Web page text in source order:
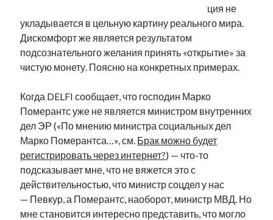
ансиппиада безработица видео
в поисках здравого смысла выборы высказывание
евросоюз интервью история кабинетные истории
катри райк кая каллас нарва
нацменьшинства образование обучение эстонскому
памятники парад клоунов парламент партия поводырь
подкаст потеряны данные пресса программа
рийгикогу россия русский роман
русскоязычное образование
т.х. ильвес
фотоотчет экономика экономика эстонии
эстония эстонский язык
ция не
укладывается в цельную картину реального мира.
Дискомфорт же является результатом
подсознательного желания принять «открытие» за
чистую монету. Поясню на конкретных примерах.
Когда DELFI сообщает, что господин Марко
Померантс уже не является министром внутренних
дел ЭР («По мнению министра социальных дел
Марко Померантса…», см. Брак можно будет
регистрировать через интернет?) — что-то
подсказывает мне, что не вяжется это с
действительностью, что министр соцдел у нас
— Певкур, а Померантс, наоборот, министр МВД. Но
мне становится интересно представить, что могло